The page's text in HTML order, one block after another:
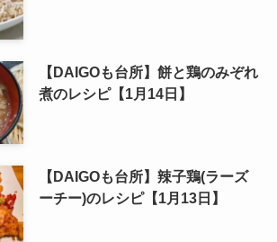
【DAIGOも台所】餅と鶏のみぞれ
煮のレシピ【1月14日】
【DAIGOも台所】辣子鶏(ラーズ
ーチー)のレシピ【1月13日】